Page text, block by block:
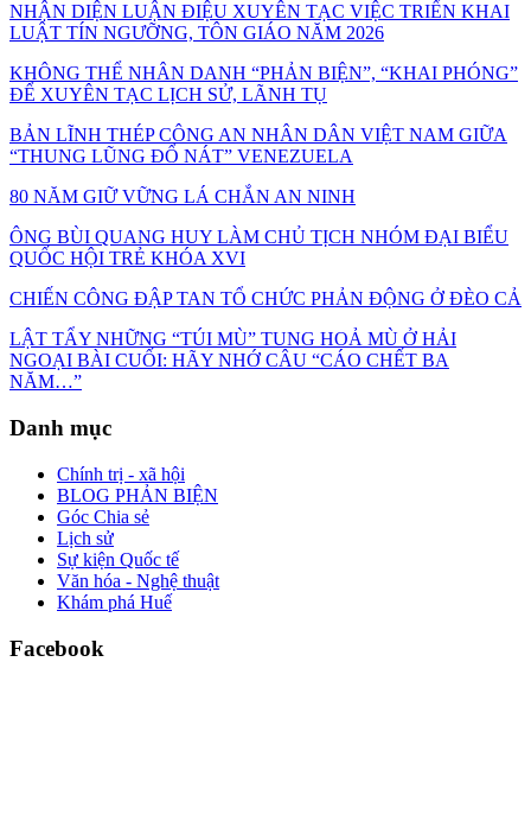
NHẬN DIỆN LUẬN ĐIỆU XUYÊN TẠC VIỆC TRIỂN KHAI
LUẬT TÍN NGƯỠNG, TÔN GIÁO NĂM 2026
KHÔNG THỂ NHÂN DANH “PHẢN BIỆN”, “KHAI PHÓNG”
ĐỂ XUYÊN TẠC LỊCH SỬ, LÃNH TỤ
BẢN LĨNH THÉP CÔNG AN NHÂN DÂN VIỆT NAM GIỮA
“THUNG LŨNG ĐỔ NÁT” VENEZUELA
80 NĂM GIỮ VỮNG LÁ CHẮN AN NINH
ÔNG BÙI QUANG HUY LÀM CHỦ TỊCH NHÓM ĐẠI BIỂU
QUỐC HỘI TRẺ KHÓA XVI
CHIẾN CÔNG ĐẬP TAN TỔ CHỨC PHẢN ĐỘNG Ở ĐÈO CẢ
LẬT TẨY NHỮNG “TÚI MÙ” TUNG HOẢ MÙ Ở HẢI
NGOẠI BÀI CUỐI: HÃY NHỚ CÂU “CÁO CHẾT BA
NĂM…”
Danh mục
Chính trị - xã hội
BLOG PHẢN BIỆN
Góc Chia sẻ
Lịch sử
Sự kiện Quốc tế
Văn hóa - Nghệ thuật
Khám phá Huế
Facebook